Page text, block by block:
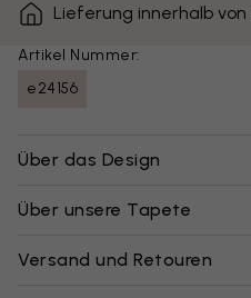
Lieferung innerhalb
Artikel Nummer:
e24156
Über das Design
Über unsere Tapete
Versand und Retouren